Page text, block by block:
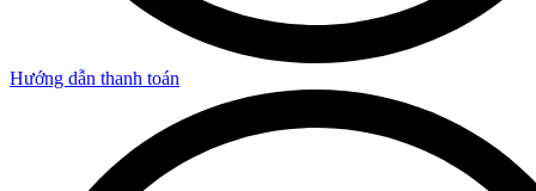
Hướng dẫn thanh toán